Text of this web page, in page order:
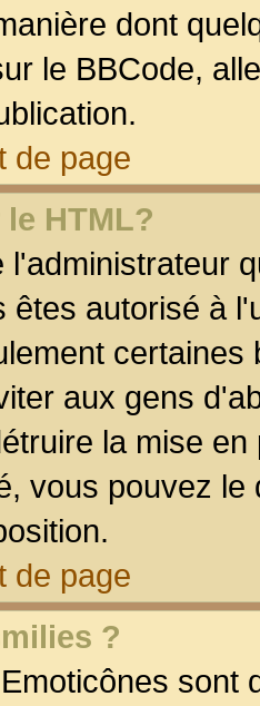
dont
le BBCode,
de page
HTML?
l'administrateur
êtes autorisé à
aux gens
la mise
vous pouvez
de page
?
sont